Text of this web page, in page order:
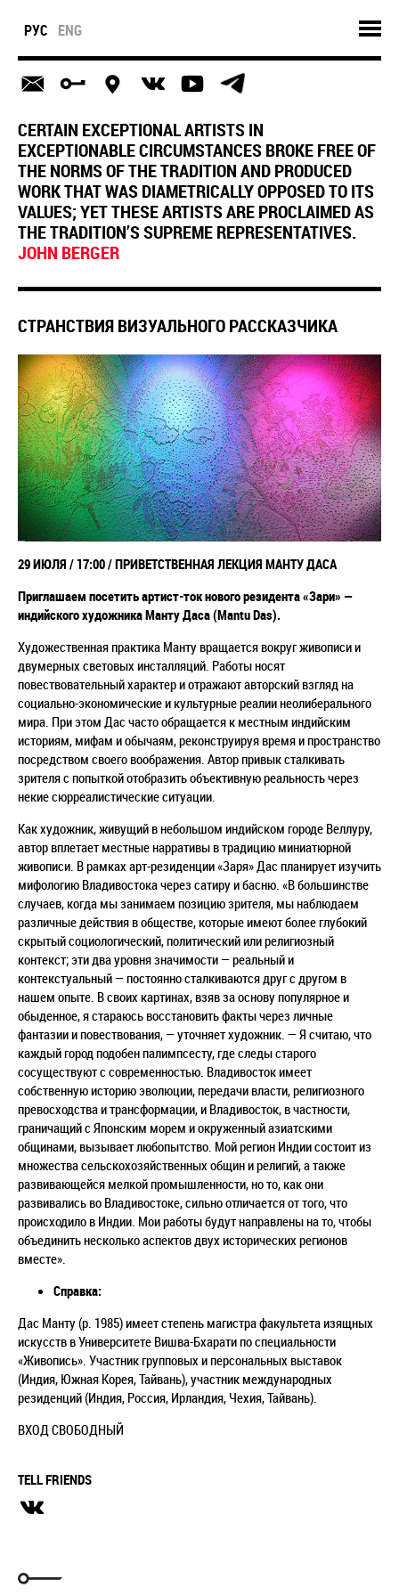
РУС ENG
CERTAIN EXCEPTIONAL ARTISTS IN
EXCEPTIONABLE CIRCUMSTANCES BROKE FREE OF
THE NORMS OF THE TRADITION AND PRODUCED
WORK THAT WAS DIAMETRICALLY OPPOSED TO ITS
VALUES; YET THESE ARTISTS ARE PROCLAIMED AS
THE TRADITION’S SUPREME REPRESENTATIVES.
JOHN BERGER
СТРАНСТВИЯ ВИЗУАЛЬНОГО РАССКАЗЧИКА
29 ИЮЛЯ / 17:00 / ПРИВЕТСТВЕННАЯ ЛЕКЦИЯ МАНТУ ДАСА
Приглашаем посетить артист-ток нового резидента «Зари» —
индийского художника Манту Даса (Mantu Das).
Художественная практика Манту вращается вокруг живописи и
двумерных световых инсталляций. Работы носят
повествовательный характер и отражают авторский взгляд на
социально-экономические и культурные реалии неолиберального
мира. При этом Дас часто обращается к местным индийским
историям, мифам и обычаям, реконструируя время и пространство
посредством своего воображения. Автор привык сталкивать
зрителя с попыткой отобразить объективную реальность через
некие сюрреалистические ситуации.
Как художник, живущий в небольшом индийском городе Веллуру,
автор вплетает местные нарративы в традицию миниатюрной
живописи. В рамках арт-резиденции «Заря» Дас планирует изучить
мифологию Владивостока через сатиру и басню. «В большинстве
случаев, когда мы занимаем позицию зрителя, мы наблюдаем
различные действия в обществе, которые имеют более глубокий
скрытый социологический, политический или религиозный
контекст; эти два уровня значимости — реальный и
контекстуальный — постоянно сталкиваются друг с другом в
нашем опыте. В своих картинах, взяв за основу популярное и
обыденное, я стараюсь восстановить факты через личные
фантазии и повествования, — уточняет художник. — Я считаю, что
каждый город подобен палимпсесту, где следы старого
сосуществуют с современностью. Владивосток имеет
собственную историю эволюции, передачи власти, религиозного
превосходства и трансформации, и Владивосток, в частности,
граничащий с Японским морем и окруженный азиатскими
общинами, вызывает любопытство. Мой регион Индии состоит из
множества сельскохозяйственных общин и религий, а также
развивающейся мелкой промышленности, но то, как они
развивались во Владивостоке, сильно отличается от того, что
происходило в Индии. Мои работы будут направлены на то, чтобы
объединить несколько аспектов двух исторических регионов
вместе».
Справка:
Дас Манту (р. 1985) имеет степень магистра факультета изящных
искусств в Университете Вишва-Бхарати по специальности
«Живопись». Участник групповых и персональных выставок
(Индия, Южная Корея, Тайвань), участник международных
резиденций (Индия, Россия, Ирландия, Чехия, Тайвань).
ВХОД СВОБОДНЫЙ
TELL FRIENDS